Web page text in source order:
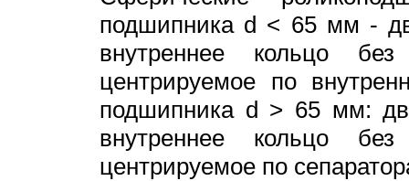
подшипника d < 65 мм -
внутреннее кольцо
центрируемое по
подшипника d > 65 мм:
внутреннее кольцо
центрируемое по